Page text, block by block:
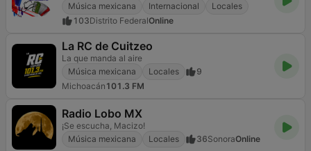
Música mexicana
Internacional
Locales
103Distrito FederalOnline
La RC de Cuitzeo
La que manda al aire
Música mexicana
Locales
9
Michoacán 101.3 FM
Radio Lobo MX
¡Se escucha, Macizo!
Música mexicana
Locales 36SonoraOnline